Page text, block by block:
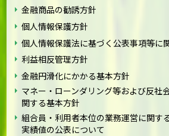
金融商品の勧誘方針
個人情報保護方針
個人情報保護法に基づく公表事項等に
利益相反管理方針
金融円滑化にかかる基本方針
マネー・ローンダリング等および反社
関する基本方針
組合員・利用者本位の業務運営に関す
実績値の公表について